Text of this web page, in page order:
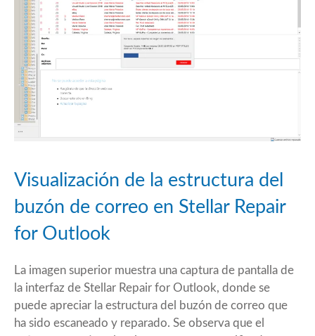
Visualización de la estructura del
buzón de correo en Stellar Repair
for Outlook
La imagen superior muestra una captura de pantalla de
la interfaz de Stellar Repair for Outlook, donde se
puede apreciar la estructura del buzón de correo que
ha sido escaneado y reparado. Se observa que el